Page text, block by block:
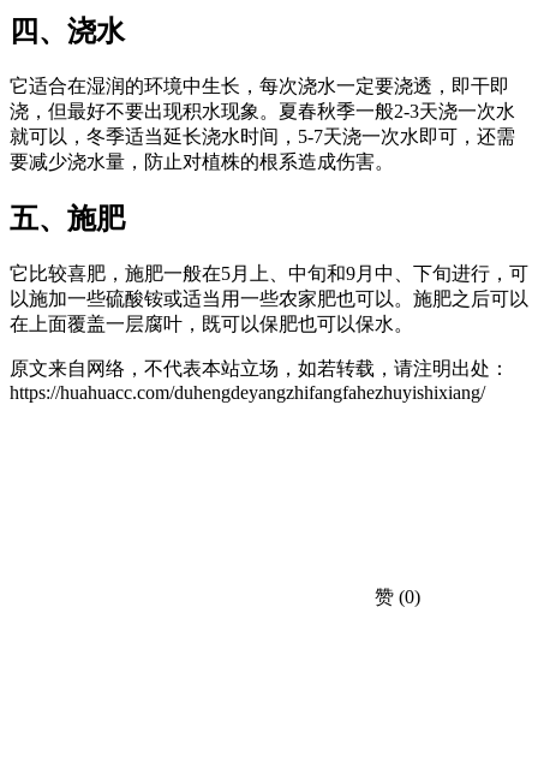
四、浇水
它适合在湿润的环境中生长，每次浇水一定要浇透，即干即
浇，但最好不要出现积水现象。夏春秋季一般2-3天浇一次水
就可以，冬季适当延长浇水时间，5-7天浇一次水即可，还需
要减少浇水量，防止对植株的根系造成伤害。
五、施肥
它比较喜肥，施肥一般在5月上、中旬和9月中、下旬进行，可
以施加一些硫酸铵或适当用一些农家肥也可以。施肥之后可以
在上面覆盖一层腐叶，既可以保肥也可以保水。
原文来自网络，不代表本站立场，如若转载，请注明出处：
https://huahuacc.com/duhengdeyangzhifangfahezhuyishixiang/
赞 (0)